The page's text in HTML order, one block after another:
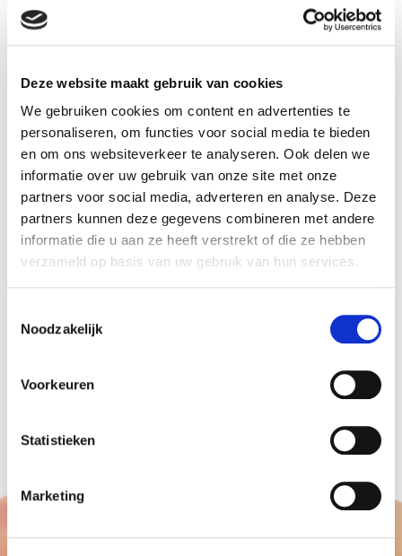
Deze website maakt gebruik van cookies
We gebruiken cookies om content en advertenties te
personaliseren, om functies voor social media te bieden
en om ons websiteverkeer te analyseren. Ook delen we
informatie over uw gebruik van onze site met onze
partners voor social media, adverteren en analyse. Deze
partners kunnen deze gegevens combineren met andere
informatie die u aan ze heeft verstrekt of die ze hebben
verzameld op basis van uw gebruik van hun services.
Noodzakelijk
Voorkeuren
Statistieken
Marketing
Bezoekers van de beurs zullen dan gegarandeerd
even bij uw stand langs komen.
uitvoering van debedrukte of onbedrukte reuze
ballonnen.
Door onze ervaring met reuze ballonnen kunnen
we u goed adviseren over het gebruik hiervan.
Het enige wat u hoeft te doen is een vrijblijvende
offerte aan te vragen en de rest doen we voor u.
Zelfs het bezorgen op de gewenste locatie, zoals
bijvoorbeeld de RAI in Amsterdam, Jaarbeurs
U krijgt na bestelling altijd eerst een digitaal
proefdruk voordat de ballonnen daadwerkelijk
Levertijd is minimaal één week.